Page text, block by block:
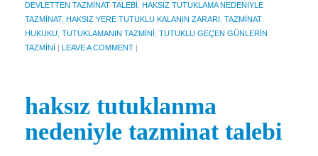
Kıdem Tazminatı Hesaplama
Fazla Mesai Hesaplama
KVKK
KVKK Politikamız
DEVLETTEN TAZMINAT TALEBI HAKSIZ TUTUKLAMA NEDENIYLE
TAZMINAT, HAKSIZ YERE TUTUKLU KALANIN ZARARI TAZMINAT
HUKUKU TUTUKLAMANIN TAZMINI TUTUKLU GEÇEN GÜNLERIN
TAZMINI | LEAVE A COMMENT |
haksız tutuklanma
nedeniyle tazminat talebi